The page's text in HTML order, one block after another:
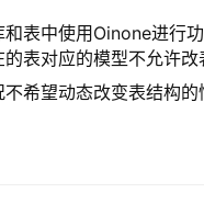
和表中使用Oinone进行
的表对应的模型不允许改
不希望动态改变表结构的